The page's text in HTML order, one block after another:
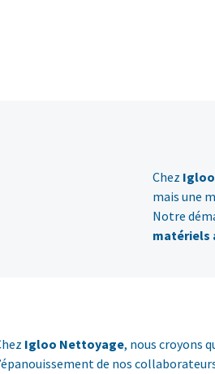
Chez
mais une
Notre
matériels
Igloo Nettoyage, nous croyons
de nos